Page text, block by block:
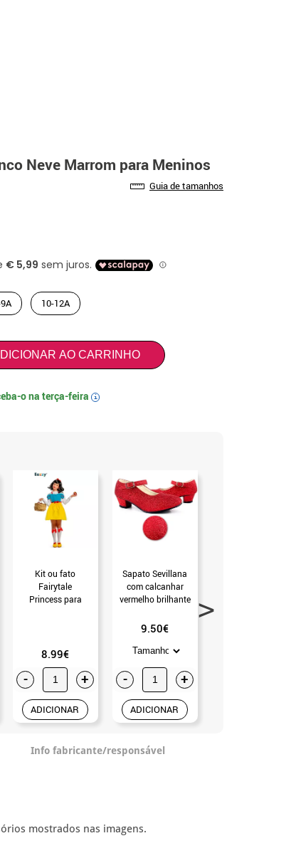
Neve Marrom para Meninos
Guia de tamanhos
10-12A
AO CARRINHO
o na terça-feira i
Kit ou fato
Fairytale
Princess para
8.99€
- +
ADICIONAR
Sapato Sevillana
com calcanhar
vermelho brilhante
41
9.50€
- +
ADICIONAR
Info fabricante/responsável
mostrados nas imagens.